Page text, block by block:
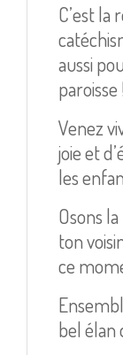
C’est
aussi
paroisse !
Venez
joie et
les
Osons
ton
ce
bel élan